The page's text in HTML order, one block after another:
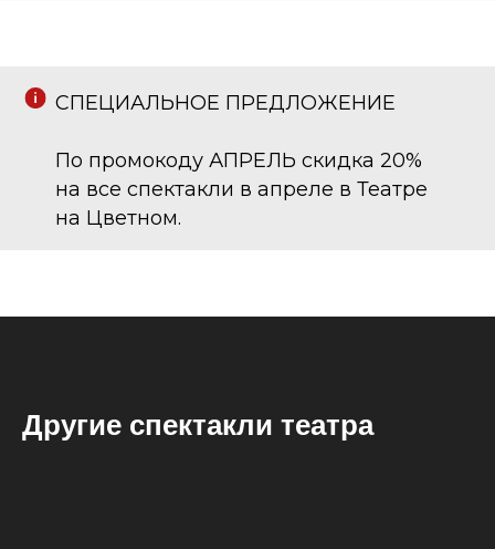
СПЕЦИАЛЬНОЕ ПРЕДЛОЖЕНИЕ
По промокоду АПРЕЛЬ скидка 20%
на все спектакли в апреле в Театре
на Цветном.
Другие спектакли театра